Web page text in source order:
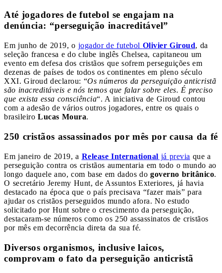
Até jogadores de futebol se engajam na
denúncia: “perseguição inacreditável”
Em junho de 2019, o jogador de futebol Olivier Giroud, da
seleção francesa e do clube inglês Chelsea, capitaneou um
evento em defesa dos cristãos que sofrem perseguições em
dezenas de países de todos os continentes em pleno século
XXI. Giroud declarou: “Os números da perseguição anticristã
são inacreditáveis e nós temos que falar sobre eles. É preciso
que exista essa consciência“. A iniciativa de Giroud contou
com a adesão de vários outros jogadores, entre os quais o
brasileiro Lucas Moura.
250 cristãos assassinados por mês por causa da fé
Em janeiro de 2019, a Release International já previa que a
perseguição contra os cristãos aumentaria em todo o mundo ao
longo daquele ano, com base em dados do governo britânico.
O secretário Jeremy Hunt, de Assuntos Exteriores, já havia
destacado na época que o país precisava “fazer mais” para
ajudar os cristãos perseguidos mundo afora. No estudo
solicitado por Hunt sobre o crescimento da perseguição,
destacaram-se números como os 250 assassinatos de cristãos
por mês em decorrência direta da sua fé.
Diversos organismos, inclusive laicos,
comprovam o fato da perseguição anticristã